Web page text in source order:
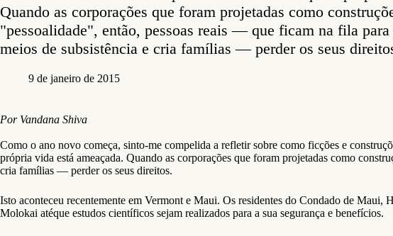
Quando as corporações que foram projetadas como
"pessoalidade", então, pessoas reais — que ficam na fila para
meios de subsistência e cria famílias — perder os seus
9 de janeiro de 2015
Por Vandana Shiva
Como o ano novo começa, sinto-me compelida a refletir sobre como ficções e
própria vida está ameaçada. Quando as corporações que foram projetadas como
cria famílias — perder os seus direitos.
Isto aconteceu recentemente em Vermont e Maui. Os residentes do Condado de
Molokai atéque estudos científicos sejam realizados para a sua segurança e benefícios.